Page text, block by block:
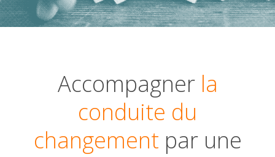
Accompagner la
conduite du
changement par une